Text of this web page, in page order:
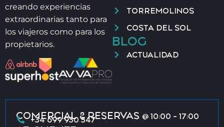
creando experiencias
extraordinarias tanto para
los viajeros como para los
propietarios.
TORREMOLINOS
COSTA DEL SOL
BLOG
ACTUALIDAD
COMERCIAL & RESERVAS @ 10:00 - 17:00
+34 699 930 547